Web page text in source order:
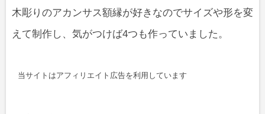
木彫りのアカンサス額縁が好きなのでサイズや形を変
えて制作し、気がつけば4つも作っていました。
当サイトはアフィリエイト広告を利用しています